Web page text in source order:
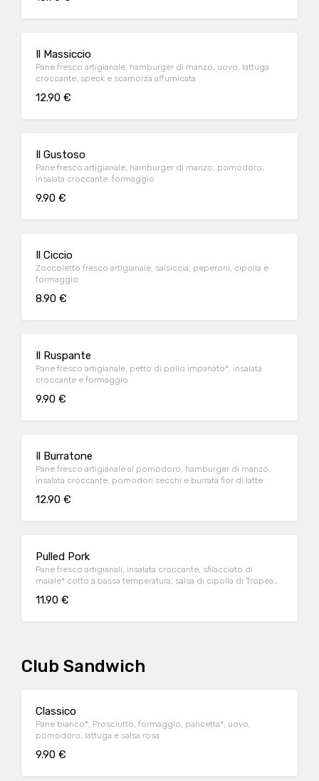
Il Massiccio
Pane fresco artigianale, hamburger di manzo, uovo, lattuga
croccante, speck e scamorza affumicata
12.90 €
Il Gustoso
Pane fresco artigianale, hamburger di manzo, pomodoro,
insalata croccante, formaggio
9.90 €
Il Ciccio
Zoccoletto fresco artigianale, salsiccia, peperoni, cipolla e
formaggio
8.90 €
Il Ruspante
Pane fresco artigianale, petto di pollo impanato*, insalata
croccante e formaggio
9.90 €
Il Burratone
Pane fresco artigianale al pomodoro, hamburger di manzo,
insalata croccante, pomodori secchi e burrata fior di latte
12.90 €
Pulled Pork
Pane fresco artigianali, insalata croccante, sfilacciato di
maiale* cotto a bassa temperatura, salsa di cipolla di Tropea
11.90 €
Club Sandwich
Classico
Pane bianco*, Prosciutto, formaggio, pancetta*, uovo,
pomodoro, lattuga e salsa rosa
9.90 €